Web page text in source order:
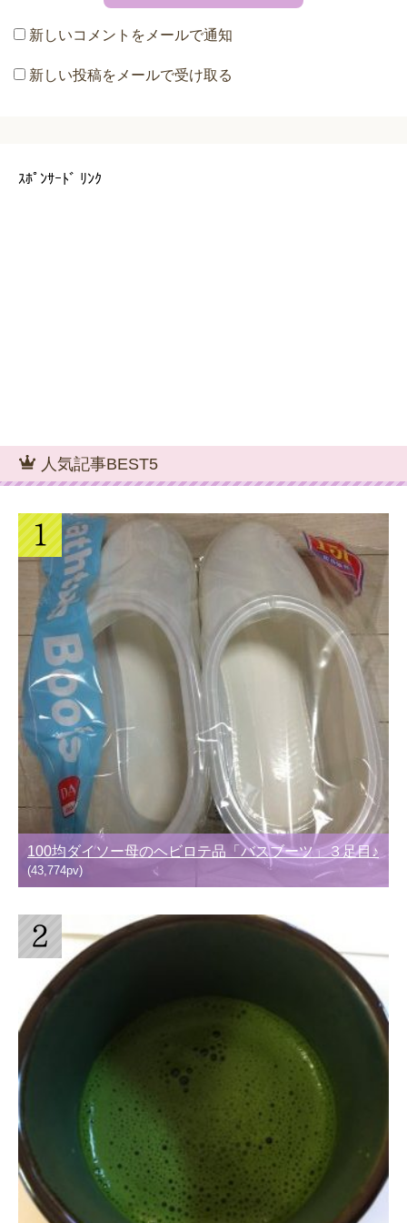
新しいコメントをメールで通知
新しい投稿をメールで受け取る
ｽﾎﾟﾝｻｰﾄﾞ ﾘﾝｸ
人気記事BEST5
100均ダイソー母のヘビロテ品「バスブーツ」３足目♪
(43,774pv)